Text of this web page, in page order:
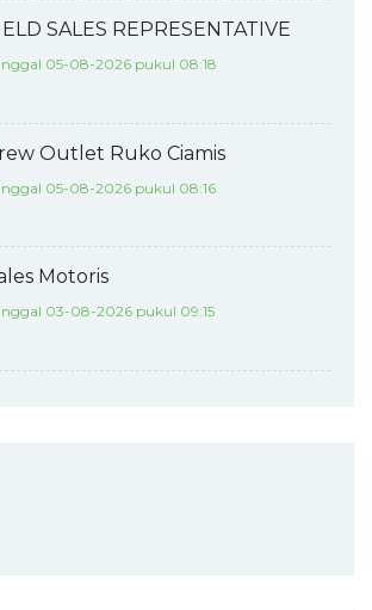
SALES REPRESENTATIVE
05-08-2026 pukul 08:18
Outlet Ruko Ciamis
05-08-2026 pukul 08:16
Motoris
03-08-2026 pukul 09:15